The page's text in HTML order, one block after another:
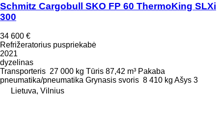
Schmitz Cargobull SKO FP 60 ThermoKing SLXi
300
34 600 €
Refrižeratorius puspriekabė
2021
dyzelinas
Transporteris 27 000 kg Tūris 87,42 m³ Pakaba
pneumatika/pneumatika Grynasis svoris 8 410 kg Ašys 3
Lietuva, Vilnius